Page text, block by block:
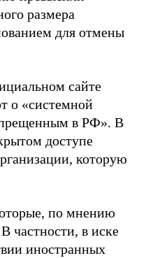
размера
для отмены
сайте
о «системной
в РФ». В
доступе
которую
по мнению
частности, в иске
иностранных